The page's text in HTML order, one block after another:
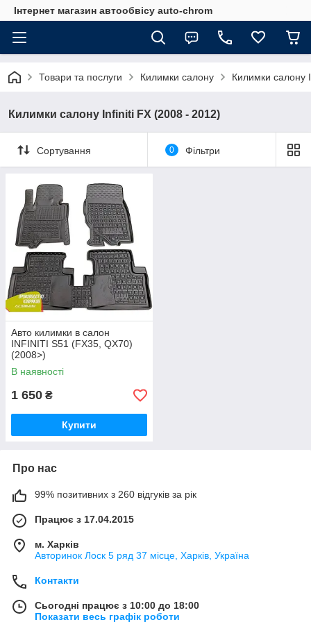
Інтернет магазин автообвісу auto-chrom
Товари та послуги Килимки салону Килимки салону
Килимки салону Infiniti FX (2008 - 2012)
Сортування 0 Фільтри
Авто килимки в салон
INFINITI S51 (FX35, QX70)
(2008>)
В наявності
1 650 ₴
Купити
Про нас
99% позитивних з 260 відгуків за рік
Працює з 17.04.2015
м. Харків
Авторинок Лоск 5 ряд 37 місце, Харків, Україна
Контакти
Сьогодні працює з 10:00 до 18:00
Показати весь графік роботи